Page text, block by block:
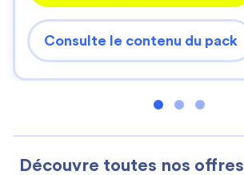
Consulte le contenu du pack
Découvre toutes nos offres